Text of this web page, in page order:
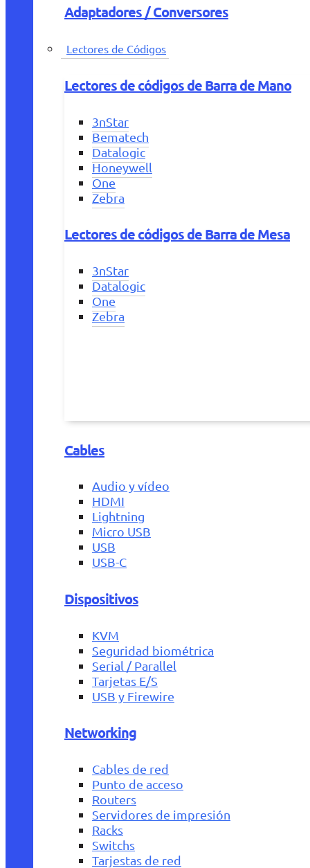
Adaptadores / Conversores
Lectores de Códigos
Lectores de códigos de Barra de Mano
3nStar
Bematech
Datalogic
Honeywell
One
Zebra
Lectores de códigos de Barra de Mesa
3nStar
Datalogic
One
Zebra
Cables
Audio y vídeo
HDMI
Lightning
Micro USB
USB
USB-C
Dispositivos
KVM
Seguridad biométrica
Serial / Parallel
Tarjetas E/S
USB y Firewire
Networking
Cables de red
Punto de acceso
Routers
Servidores de impresión
Racks
Switchs
Tarjestas de red